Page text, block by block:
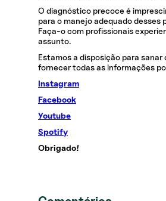
O diagnóstico precoce é
para o manejo adequado desses
Faça-o com profissionais
assunto.
Estamos a disposição para sanar
fornecer todas as informações
Instagram
Facebook
Youtube
Spotify
Obrigado!